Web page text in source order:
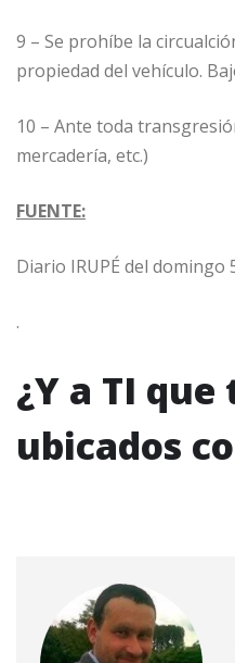
9 – Se prohíbe la
propiedad del vehículo.
10 – Ante toda
mercadería, etc.)
FUENTE:
Diario IRUPÉ del domingo
.
¿Y a TI
ubicados